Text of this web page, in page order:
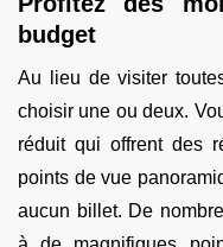
budget
Au lieu de visiter
choisir une ou deux.
réduit qui offrent des
points de vue
aucun billet. De